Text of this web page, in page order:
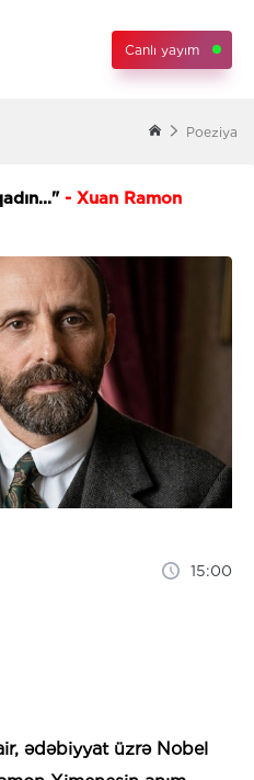
Canlı yayım
Poeziya
- Xuan Ramon
15:00
ədəbiyyat üzrə Nobel